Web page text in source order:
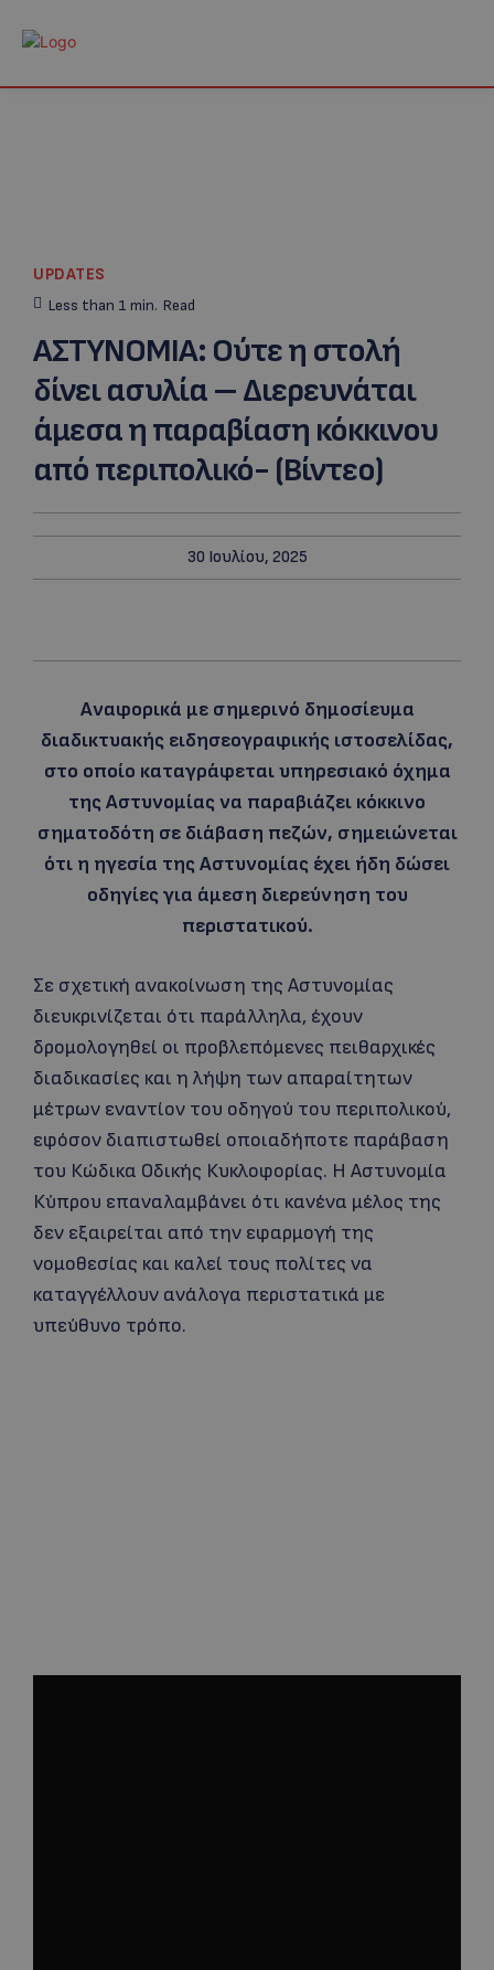
UPDATES
Less than 1 min. Read
ΑΣΤΥΝΟΜΙΑ: Ούτε η στολή
δίνει ασυλία – Διερευνάται
άμεσα η παραβίαση κόκκινου
από περιπολικό- (Βίντεο)
30 Ιουλίου, 2025
Αναφορικά με σημερινό δημοσίευμα
διαδικτυακής ειδησεογραφικής ιστοσελίδας,
στο οποίο καταγράφεται υπηρεσιακό όχημα
της Αστυνομίας να παραβιάζει κόκκινο
σηματοδότη σε διάβαση πεζών, σημειώνεται
ότι η ηγεσία της Αστυνομίας έχει ήδη δώσει
οδηγίες για άμεση διερεύνηση του
περιστατικού.
Σε σχετική ανακοίνωση της Αστυνομίας
διευκρινίζεται ότι παράλληλα, έχουν
δρομολογηθεί οι προβλεπόμενες πειθαρχικές
διαδικασίες και η λήψη των απαραίτητων
μέτρων εναντίον του οδηγού του περιπολικού,
εφόσον διαπιστωθεί οποιαδήποτε παράβαση
του Κώδικα Οδικής Κυκλοφορίας. Η Αστυνομία
Κύπρου επαναλαμβάνει ότι κανένα μέλος της
δεν εξαιρείται από την εφαρμογή της
νομοθεσίας και καλεί τους πολίτες να
καταγγέλλουν ανάλογα περιστατικά με
υπεύθυνο τρόπο.